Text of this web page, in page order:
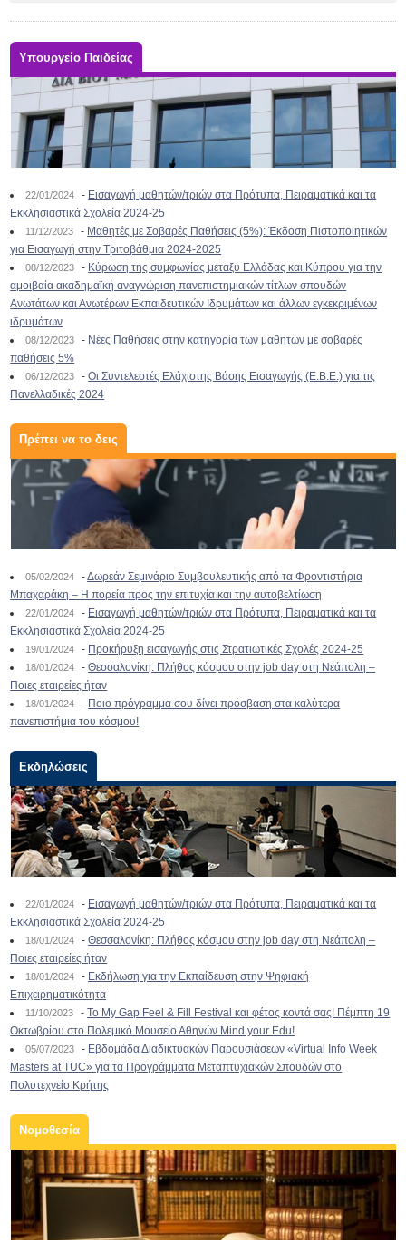
Υπουργείο Παιδείας
22/01/2024 - Εισαγωγή μαθητών/τριών στα Πρότυπα, Πειραματικά και τα
Εκκλησιαστικά Σχολεία 2024-25
11/12/2023 - Μαθητές με Σοβαρές Παθήσεις (5%): Έκδοση Πιστοποιητικών
για Εισαγωγή στην Τριτοβάθμια 2024-2025
08/12/2023 - Κύρωση της συμφωνίας μεταξύ Ελλάδας και Κύπρου για την
αμοιβαία ακαδημαϊκή αναγνώριση πανεπιστημιακών τίτλων σπουδών
Ανωτάτων και Ανωτέρων Εκπαιδευτικών Ιδρυμάτων και άλλων εγκεκριμένων
ιδρυμάτων
08/12/2023 - Νέες Παθήσεις στην κατηγορία των μαθητών με σοβαρές
παθήσεις 5%
06/12/2023 -Οι Συντελεστές Ελάχιστης Βάσης Εισαγωγής (Ε.Β.Ε.) για τις
Πανελλαδικές 2024
Πρέπει να το δεις
05/02/2024 -Δωρεάν Σεμινάριο Συμβουλευτικής από τα Φροντιστήρια
Μπαχαράκη – Η πορεία προς την επιτυχία και την αυτοβελτίωση
22/01/2024 - Εισαγωγή μαθητών/τριών στα Πρότυπα, Πειραματικά και τα
Εκκλησιαστικά Σχολεία 2024-25
19/01/2024 - Προκήρυξη εισαγωγής στις Στρατιωτικές Σχολές 2024-25
18/01/2024 -Θεσσαλονίκη: Πλήθος κόσμου στην job day στη Νεάπολη –
Ποιες εταιρείες ήταν
18/01/2024 - Ποιο πρόγραμμα σου δίνει πρόσβαση στα καλύτερα
πανεπιστήμια του κόσμου!
Εκδηλώσεις
22/01/2024 - Εισαγωγή μαθητών/τριών στα Πρότυπα, Πειραματικά και τα
Εκκλησιαστικά Σχολεία 2024-25
18/01/2024 -Θεσσαλονίκη: Πλήθος κόσμου στην job day στη Νεάπολη –
Ποιες εταιρείες ήταν
18/01/2024 - Εκδήλωση για την Εκπαίδευση στην Ψηφιακή
Επιχειρηματικότητα
11/10/2023 -To My Gap Feel & Fill Festival και φέτος κοντά σας! Πέμπτη 19
Οκτωβρίου στο Πολεμικό Μουσείο Αθηνών Mind your Edu!
05/07/2023 - Εβδομάδα Διαδικτυακών Παρουσιάσεων «Virtual Info Week
Masters at TUC» για τα Προγράμματα Μεταπτυχιακών Σπουδών στο
Πολυτεχνείο Κρήτης
Νομοθεσία